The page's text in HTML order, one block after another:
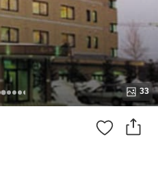
33